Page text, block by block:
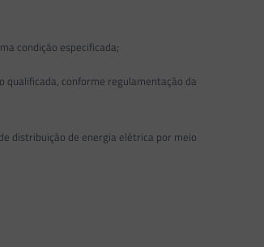
condição especificada;
conforme regulamentação da
distribuição de energia elétrica por meio